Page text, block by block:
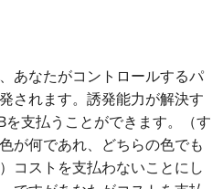
あなたがコントロールするパ
されます。誘発能力が解決す
を支払うことができます。（す
が何であれ、どちらの色でも
コストを支払わないことにし